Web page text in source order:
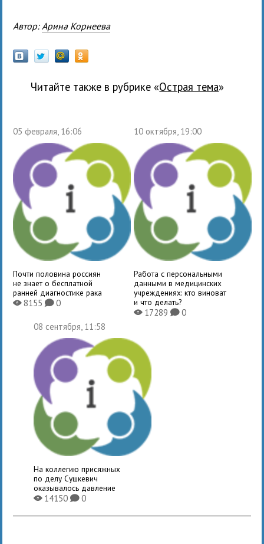
Автор: Арина Корнеева
Читайте также в рубрике « Острая тема»
05 февраля, 16:06
Почти половина россиян
не знает о бесплатной
ранней диагностике рака
X8155K0
10 октября, 19:00
Работа с персональными
данными в медицинских
учреждениях: кто виноват
и что делать?
X17289 K0
08 сентября, 11:58
На коллегию присяжных
по делу Сушкевич
оказывалось давление
X14150K0